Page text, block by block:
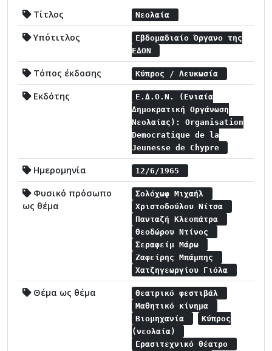
Τίτλος Νεολαία
Υπότιτλος
Εβδομαδιαίο Όργανο της
ΕΔΟΝ
Τόπος έκδοσης Κύπρος / Λευκωσία
Εκδότης
Ε.Δ.Ο.Ν. (Ενιαία
Δημοκρατική Οργάνωση
Νεολαίας): Organisation
Democratique de la
Jeunesse de Chypre
Ημερομηνία 12/6/1965
Φυσικό πρόσωπο
ως θέμα
Σολόχωφ Μιχαήλ
Χριστοδούλου Νίτσα
Πανταζή Κλεοπάτρα
Θεοδώρου Ντίνος
Σεραφείμ Μάρω
Ζαφείρης Μπάμπης
Χατζηγεωργίου Γιόλα
Θέμα ως θέμα
Θεατρικό φεστιβάλ
Μαθητικό κίνημα
Βιομηχανία
Κύπρος
(νεολαία)
Ερασιτεχνικό θέατρο